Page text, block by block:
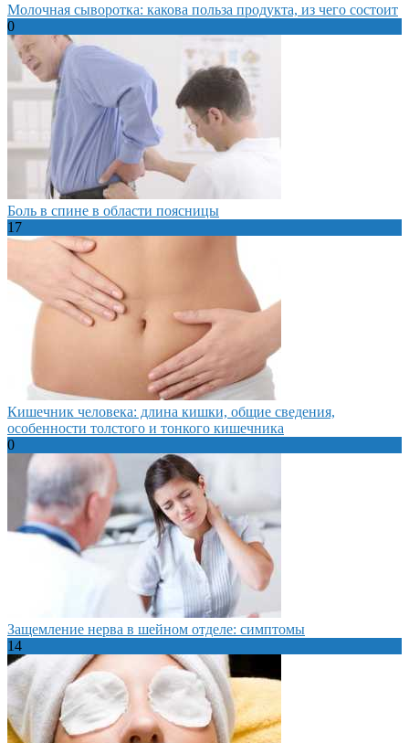
Молочная сыворотка: какова польза продукта, из чего состоит
0
Боль в спине в области поясницы
17
Кишечник человека: длина кишки, общие сведения,
особенности толстого и тонкого кишечника
0
Защемление нерва в шейном отделе: симптомы
14